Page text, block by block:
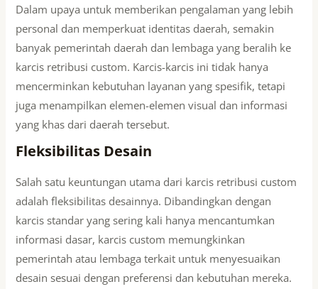
Dalam upaya untuk memberikan pengalaman yang lebih
personal dan memperkuat identitas daerah, semakin
banyak pemerintah daerah dan lembaga yang beralih ke
karcis retribusi custom. Karcis-karcis ini tidak hanya
mencerminkan kebutuhan layanan yang spesifik, tetapi
juga menampilkan elemen-elemen visual dan informasi
yang khas dari daerah tersebut.
Fleksibilitas Desain
Salah satu keuntungan utama dari karcis retribusi custom
adalah fleksibilitas desainnya. Dibandingkan dengan
karcis standar yang sering kali hanya mencantumkan
informasi dasar, karcis custom memungkinkan
pemerintah atau lembaga terkait untuk menyesuaikan
desain sesuai dengan preferensi dan kebutuhan mereka.